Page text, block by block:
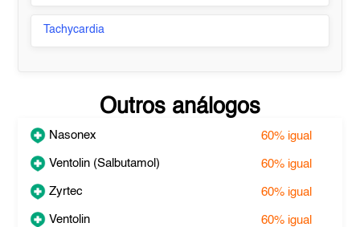
Tachycardia
Outros análogos
Nasonex 60% igual
Ventolin (Salbutamol) 60% igual
Zyrtec 60% igual
Ventolin 60% igual